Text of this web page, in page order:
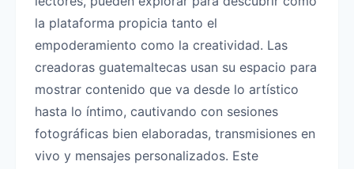
la plataforma propicia tanto el
empoderamiento como la creatividad. Las
creadoras guatemaltecas usan su espacio para
mostrar contenido que va desde lo artístico
hasta lo íntimo, cautivando con sesiones
fotográficas bien elaboradas, transmisiones en
vivo y mensajes personalizados. Este